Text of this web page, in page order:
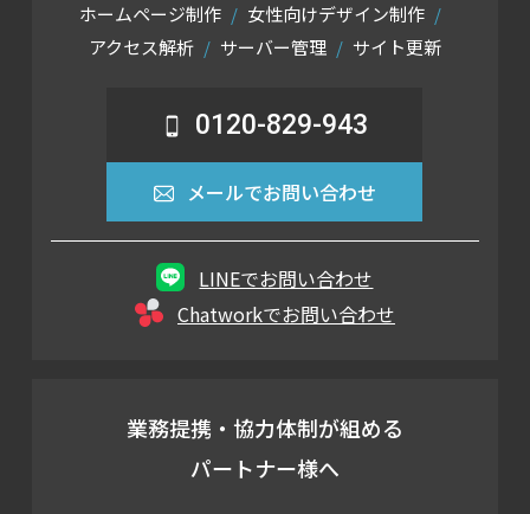
ホームページ制作
女性向けデザイン制作
アクセス解析
サーバー管理 サイト更新
0120-829-943
メールでお問い合わせ
LINEでお問い合わせ
Chatworkでお問い合わせ
業務提携・協力体制が組める
パートナー様へ